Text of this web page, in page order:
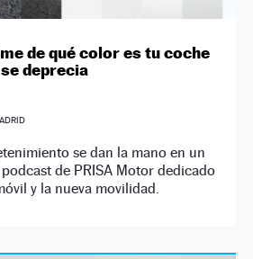
de qué color es tu coche
deprecia
se dan la mano en un
de PRISA Motor dedicado
y la nueva movilidad.